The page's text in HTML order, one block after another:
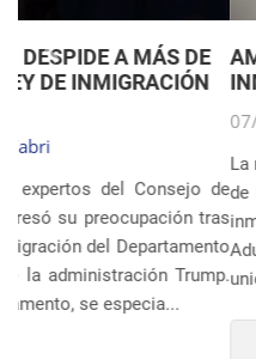
AMPLIACIÓN DE LOS
INMIGRANTES EN
La noticia publicada por la
de Estados Unidos planea
inmigrantes del ICE
Aduanas). El plan
unidades en 14 ubicaciones
Anterior